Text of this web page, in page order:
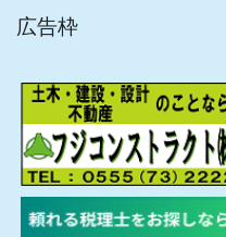
広告枠